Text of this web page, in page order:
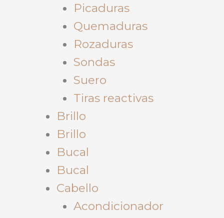
Picaduras
Quemaduras
Rozaduras
Sondas
Suero
Tiras reactivas
Brillo
Brillo
Bucal
Bucal
Cabello
Acondicionador